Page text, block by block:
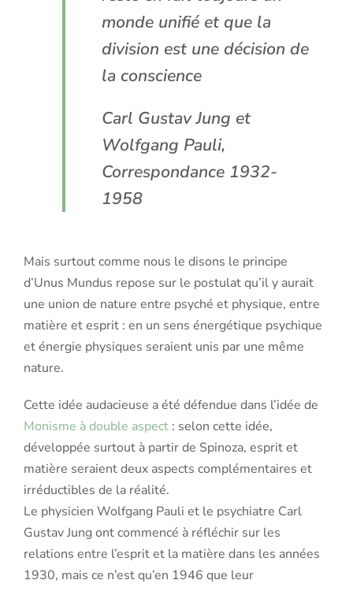
monde unifié et que la
division est une décision de
la conscience
Carl Gustav Jung et
Wolfgang Pauli,
Correspondance 1932-
1958
Mais surtout comme nous le disons le principe
d’Unus Mundus repose sur le postulat qu’il y aurait
une union de nature entre psyché et physique, entre
matière et esprit : en un sens énergétique psychique
et énergie physiques seraient unis par une même
nature.
Cette idée audacieuse a été défendue dans l’idée de
Monisme à double aspect : selon cette idée,
développée surtout à partir de Spinoza, esprit et
matière seraient deux aspects complémentaires et
irréductibles de la réalité.
Le physicien Wolfgang Pauli et le psychiatre Carl
Gustav Jung ont commencé à réfléchir sur les
relations entre l’esprit et la matière dans les années
1930, mais ce n’est qu’en 1946 que leur